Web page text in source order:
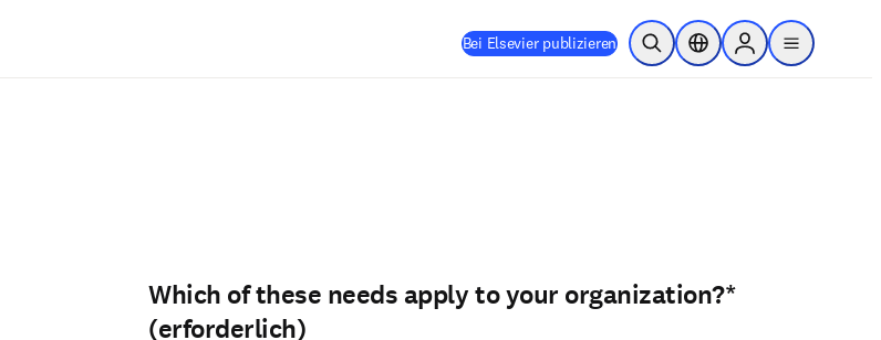
Bei Elsevier publizieren Suche öffnenStandortauswahl
Sign in to products
menu
Wählen Sie mindestens eine Option
Which of these needs apply to your organization?*
(erforderlich)